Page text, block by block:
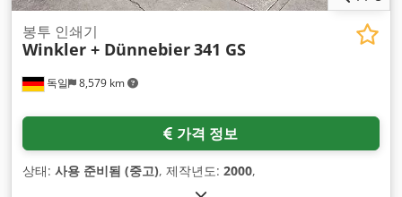
독일 8,579 km
봉투 인쇄기
Winkler + Dünnebier341 GS
가격 정보
상태: 사용 준비됨 (중고), 제작년도: 2000,